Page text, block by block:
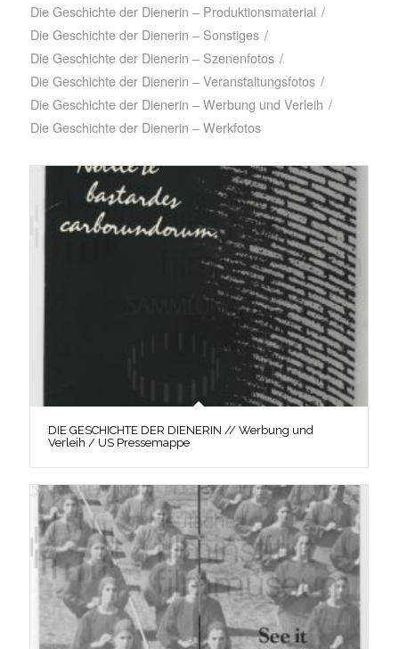
Die Geschichte der Dienerin – Produktionsmaterial /
Die Geschichte der Dienerin – Sonstiges /
Die Geschichte der Dienerin – Szenenfotos /
Die Geschichte der Dienerin – Veranstaltungsfotos /
Die Geschichte der Dienerin – Werbung und Verleih /
Die Geschichte der Dienerin – Werkfotos
DIE GESCHICHTE DER DIENERIN // Werbung und
Verleih / US Pressemappe